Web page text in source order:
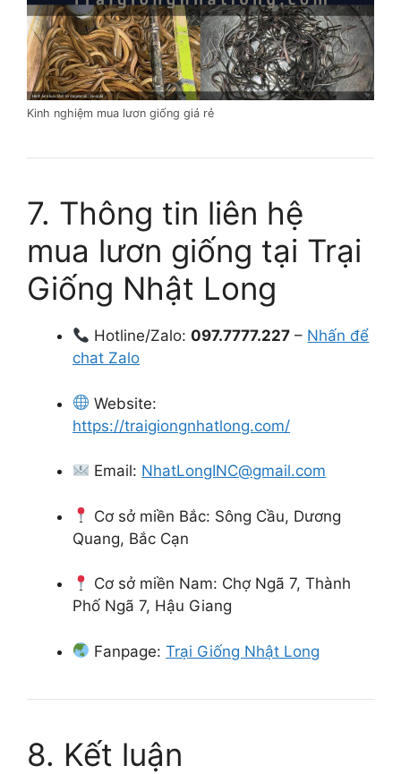
Kinh nghiệm mua lươn giống giá rẻ
7. Thông tin liên hệ
mua lươn giống tại Trại
Giống Nhật Long
Hotline/Zalo:097.7777.227 – Nhấn để
chat Zalo
Website:
https://traigiongnhatlong.com/
Email: NhatLongINC@gmail.com
Cơ sở miền Bắc: Sông Cầu, Dương
Quang, Bắc Cạn
Cơ sở miền Nam: Chợ Ngã 7, Thành
Phố Ngã 7, Hậu Giang
Fanpage:Trại Giống Nhật Long
8. Kết luận